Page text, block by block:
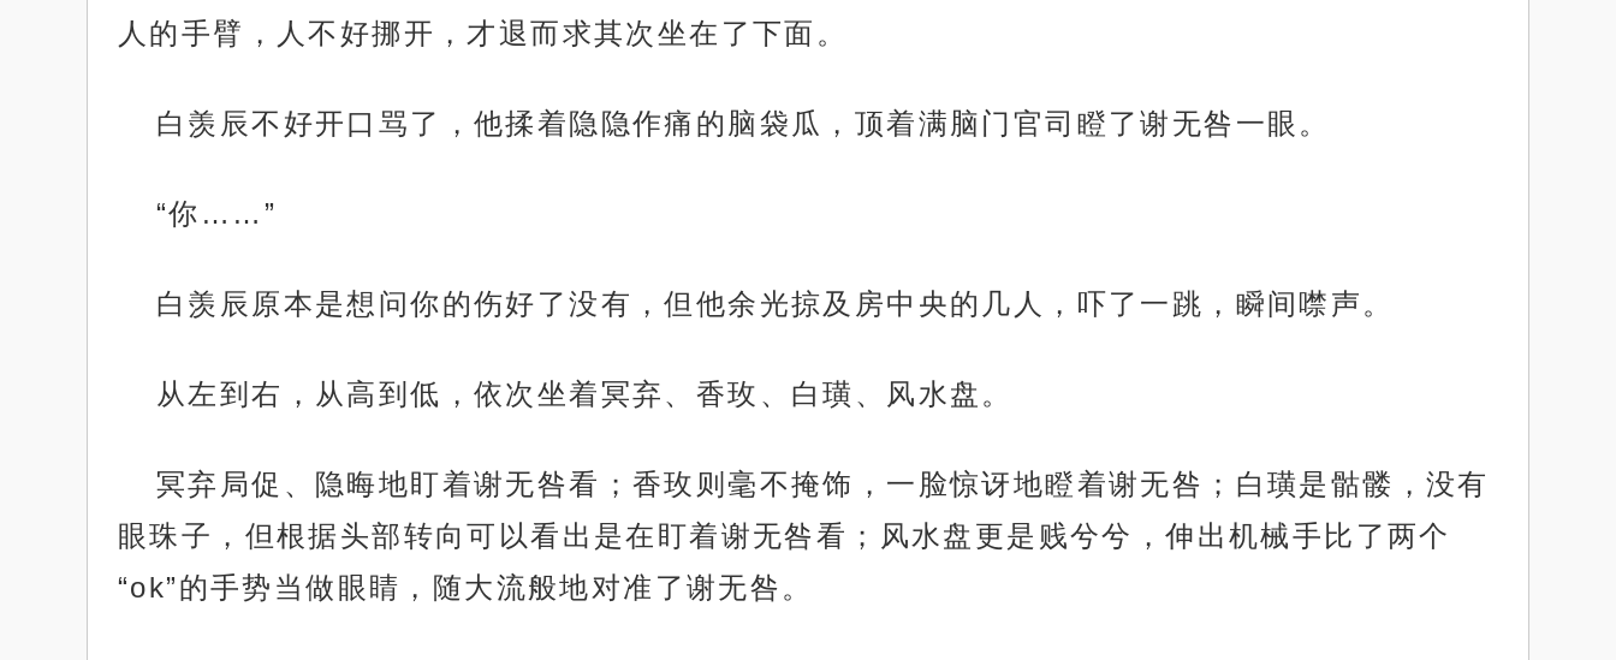
人的手臂，人不好挪开，才退而求其次坐在了下面。
白羡辰不好开口骂了，他揉着隐隐作痛的脑袋瓜，顶着满脑门官司瞪了谢无咎一眼。
“你……”
白羡辰原本是想问你的伤好了没有，但他余光掠及房中央的几人，吓了一跳，瞬间噤声。
从左到右，从高到低，依次坐着冥弃、香玫、白璜、风水盘。
冥弃局促、隐晦地盯着谢无咎看；香玫则毫不掩饰，一脸惊讶地瞪着谢无咎；白璜是骷髅，没有
眼珠子，但根据头部转向可以看出是在盯着谢无咎看；风水盘更是贱兮兮，伸出机械手比了两个
“ok”的手势当做眼睛，随大流般地对准了谢无咎。